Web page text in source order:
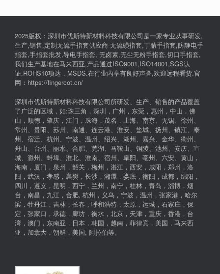
2025版权：深圳市优斯特新材料科技有限公司是一家专业从事研发,
生产,销售,定制无硫手指套供应商-无硫磺指套,丁腈手指套,防静电手
指套,手指套批发,导电手指套, 无卤素,无尘无粉手指套,切口手指套,
我们生产基地在马来西亚,产品通过ISO9001,ISO14001,SGS认
证,ROHS10项达，MSDS.在行业内享有良好声誉,欢迎远程看货.官
网：https://fingercot.cn/
深圳市优斯特新材料科技有限公司所研发、生产、销售的产品覆盖
了广泛的区域，如:珠三角，深圳，广州，东莞，惠州，中山，佛
山，顺德，肇庆，江门，珠海，茂名，上海、南京、无锡、徐州、
常州、贵阳、苏州、南通、连云港、淮安、盐城、扬州、镇江、泰
州、宿迁、杭州、宁波、温州、绍兴、湖州、嘉兴、金华、衢州、
舟山、台州、丽水、合肥、芜湖、马鞍山、铜陵、池州、安庆、宣
城、滁州、蚌埠、淮北、淮南、宿州、阜阳、亳州、六安、黄山，
海南，厦门，泉州，韶关，梅州，湛江，西安，咸阳，郑州，洛
阳，武汉，孝感，襄樊，长沙，湘潭，娄底，衡阳，成都，绵阳，
四川，遵义，昆明，西宁，兰州，南宁，桂林，青岛，淄博，烟
台，南昌，九江，合肥, 杭州，义乌，宁波，温州，张家港，哈尔
滨，牡丹江，吉林，长春，呼和浩特，太原，运城，石家庄，保
定，张家口，承德，廊坊，衡水，北京，天津，重庆，香港，台
湾，澳门，东南亚，日本，韩国，越南，菲律宾，美国，马来西
亚，加拿大，朝鲜，美国, 阿拉伯等。